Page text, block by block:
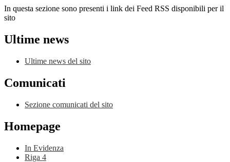
In questa sezione sono presenti i link dei Feed RSS disponibili per il
sito
Ultime news
Ultime news del sito
Comunicati
Sezione comunicati del sito
Homepage
In Evidenza
Riga 4